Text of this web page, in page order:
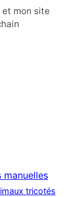
et mon site
tricotés